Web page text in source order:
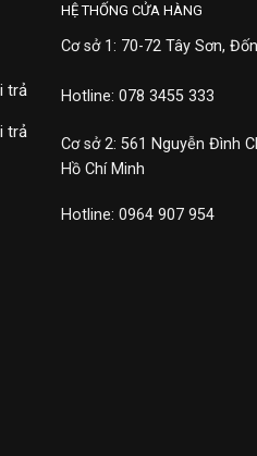
trả
trả
HỆ THỐNG CỬA HÀNG
Cơ sở 1: 70-72 Tây Sơn,
Hotline: 078 3455 333
Cơ sở 2: 561 Nguyễn Đình
Hồ Chí Minh
Hotline: 0964 907 954